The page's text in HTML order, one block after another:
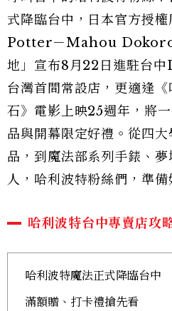
式降臨台中，日本官方授
Potter－Mahou Dokoro
地」宣布8月22日進駐台
台灣首間常設店，更適逢
石》電影上映25週年，將
品與開幕限定好禮。從四
品，到魔法部系列手錶、
人，哈利波特粉絲們，準備
哈利波特台中專賣店攻
哈利波特魔法正式降臨台中
滿額贈、打卡禮搶先看